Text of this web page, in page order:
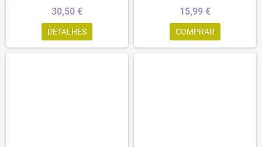
30,50 €
DETALHES
15,99 €
COMPRAR